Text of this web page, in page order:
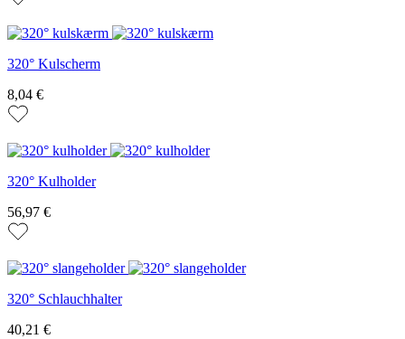
320° Kulscherm
8,04 €
320° Kulholder
56,97 €
320° Schlauchhalter
40,21 €